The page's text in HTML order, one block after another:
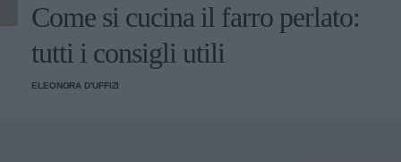
Come si cucina il farro perlato:
tutti i consigli utili
ELEONORA D'UFFIZI